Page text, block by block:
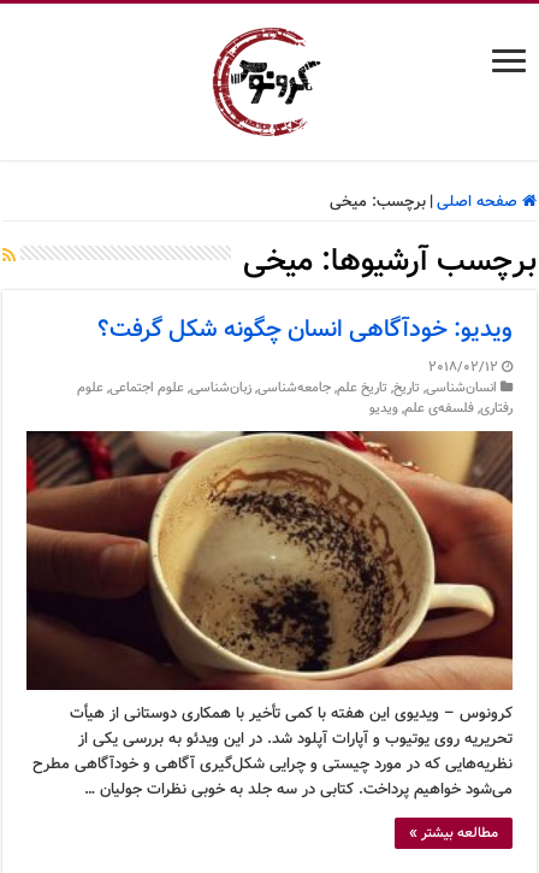
صفحه اصلی| برچسب: میخی
برچسب آرشیوها:میخی
ویدیو: خودآگاهی انسان چگونه شکل گرفت؟
2018/02/12
انسان‌شناسی, تاریخ, تاریخ علم,جامعه‌شناسی,زبان‌شناسی,علوم اجتماعی,علوم
رفتاری,فلسفه‌ی علم,ویدیو
کرونوس – ویدیوی این هفته با کمی تأخیر با همکاری دوستانی از هیأت
تحریریه روی یوتیوب و آپارات آپلود شد. در این ویدئو به بررسی یکی از
نظریه‌هایی که در مورد چیستی و چرایی شکل‌گیری آگاهی و خودآگاهی مطرح
می‌شود خواهیم پرداخت. کتابی در سه جلد به خوبی نظرات جولیان …
مطالعه بیشتر »